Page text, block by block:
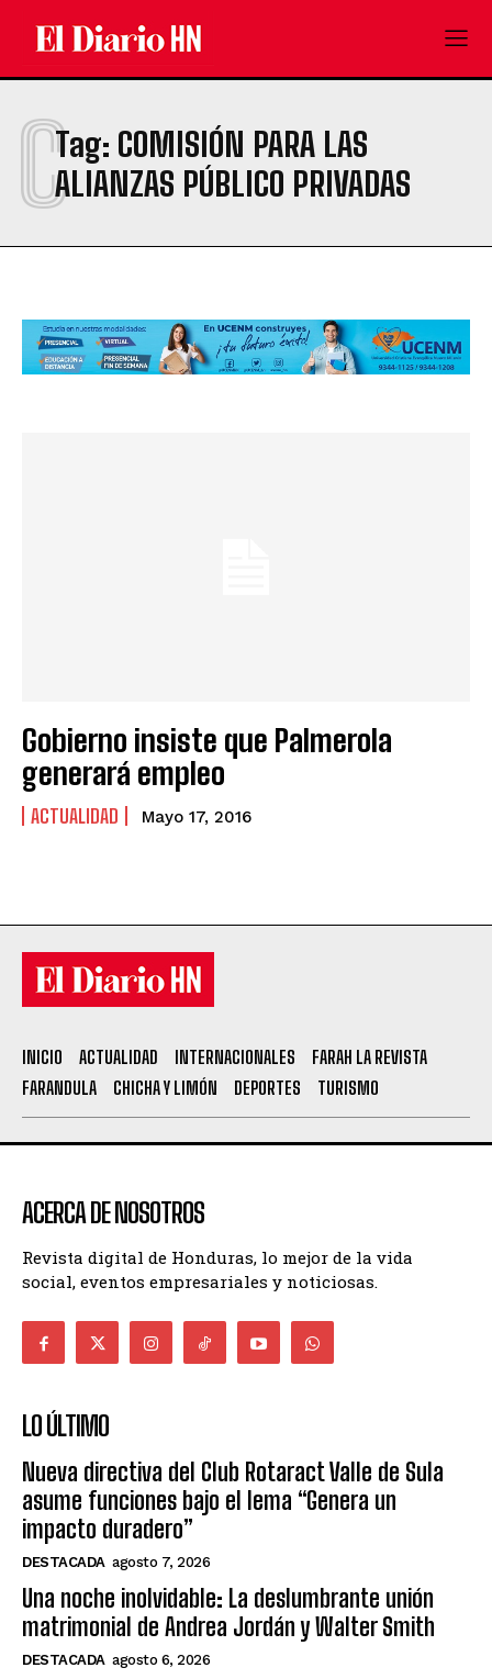
Tag: COMISIÓN PARA LAS
ALIANZAS PÚBLICO PRIVADAS
C
Gobierno insiste que Palmerola
generará empleo
ACTUALIDAD Mayo 17, 2016
INICIO ACTUALIDAD INTERNACIONALES
FARAH LA REVISTA
FARANDULA
CHICHA Y LIMÓN DEPORTES TURISMO
ACERCA DE NOSOTROS
Revista digital de Honduras, lo mejor de la vida
social, eventos empresariales y noticiosas.
LO ÚLTIMO
Nueva directiva del Club Rotaract Valle de Sula
asume funciones bajo el lema “Genera un
impacto duradero”
DESTACADA agosto 7, 2026
Una noche inolvidable: La deslumbrante unión
matrimonial de Andrea Jordán y Walter Smith
DESTACADA agosto 6, 2026